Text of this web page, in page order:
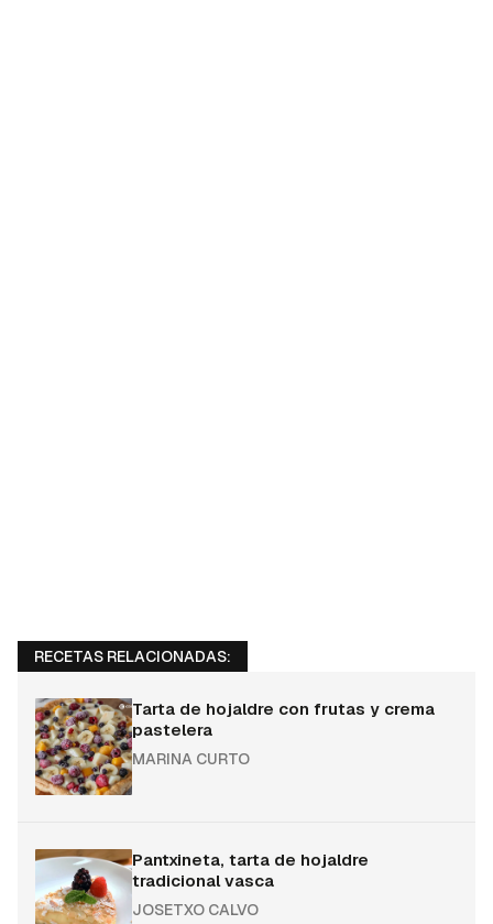
RECETAS RELACIONADAS:
Tarta de hojaldre con frutas y crema
pastelera
MARINA CURTO
Pantxineta, tarta de hojaldre
tradicional vasca
JOSETXO CALVO